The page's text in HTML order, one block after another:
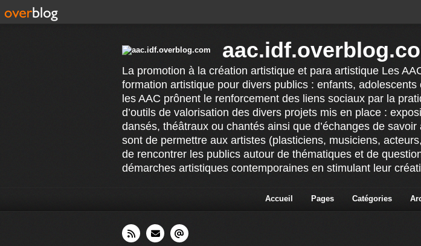
La promotion à la création artistique et para artistique Les
formation artistique pour divers publics : enfants,
les AAC prônent le renforcement des liens sociaux par la
d’outils de valorisation des divers projets mis en place :
dansés, théâtraux ou chantés ainsi que d’échanges de
sont de permettre aux artistes (plasticiens, musiciens,
de rencontrer les publics autour de thématiques et de
démarches artistiques contemporaines en stimulant leur
Accueil Pages Catégories